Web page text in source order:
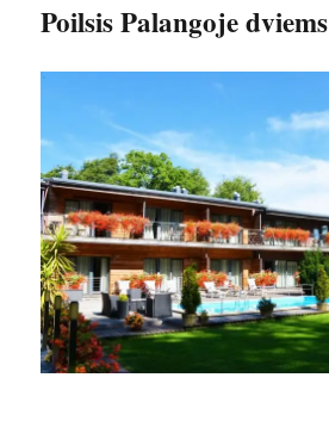
Poilsis Palangoje dviems